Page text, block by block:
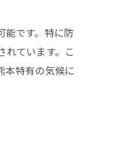
能です。特に防
れています。こ
本特有の気候に